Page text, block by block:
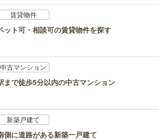
賃貸物件
ット可・相談可の賃貸物件を探す
中古マンション
まで徒歩5分以内の中古マンション
新築戸建て
側に道路がある新築一戸建て